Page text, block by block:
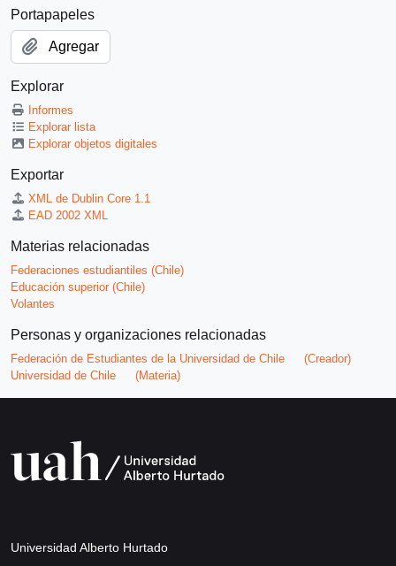
Portapapeles
Agregar
Explorar
Informes
Explorar lista
Explorar objetos digitales
Exportar
XML de Dublin Core 1.1
EAD 2002 XML
Materias relacionadas
Federaciones estudiantiles (Chile)
Educación superior (Chile)
Volantes
Personas y organizaciones relacionadas
Federación de Estudiantes de la Universidad de Chile
(Creador)
Universidad de Chile
(Materia)
Universidad Alberto Hurtado